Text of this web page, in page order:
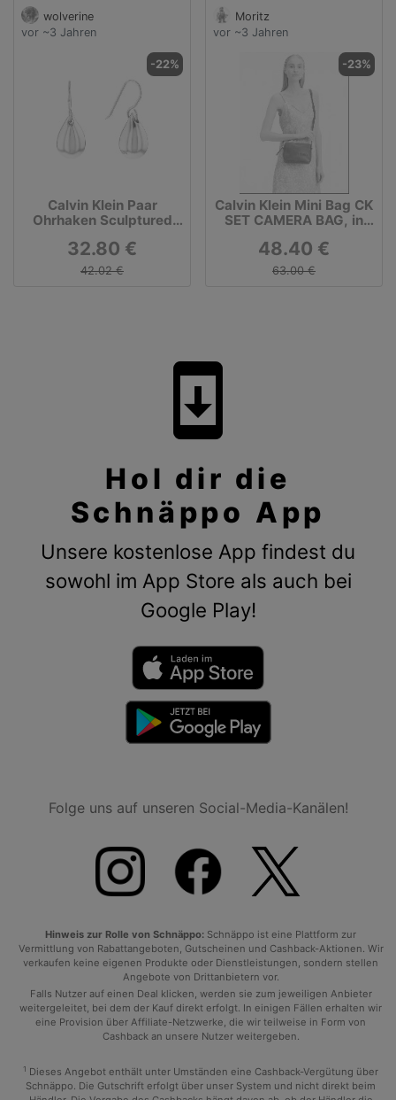
wolverine
vor ~3 Jahren
-22%
Calvin Klein Paar
Ohrhaken Sculptured
32.80 €
42.02 €
Moritz
vor ~3 Jahren
-23%
Calvin Klein Mini Bag CK
SET CAMERA BAG, in
48.40 €
63.00 €
system_update
Hol dir die
Schnäppo App
Unsere kostenlose App findest du
sowohl im App Store als auch bei
Google Play!
Folge uns auf unseren Social-Media-Kanälen!
Hinweis zur Rolle von Schnäppo: Schnäppo ist eine Plattform zur
Vermittlung von Rabattangeboten, Gutscheinen und Cashback-Aktionen. Wir
verkaufen keine eigenen Produkte oder Dienstleistungen, sondern stellen
Angebote von Drittanbietern vor.
Falls Nutzer auf einen Deal klicken, werden sie zum jeweiligen Anbieter
weitergeleitet, bei dem der Kauf direkt erfolgt. In einigen Fällen erhalten wir
eine Provision über Affiliate-Netzwerke, die wir teilweise in Form von
Cashback an unsere Nutzer weitergeben.
1 Dieses Angebot enthält unter Umständen eine Cashback-Vergütung über
Schnäppo. Die Gutschrift erfolgt über unser System und nicht direkt beim